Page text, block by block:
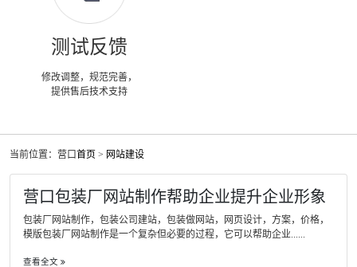
测试反馈
修改调整，规范完善，
提供售后技术支持
当前位置：营口首页 > 网站建设
营口包装厂网站制作帮助企业提升企业形象
包装厂网站制作，包装公司建站，包装做网站，网页设计，方案，价格，
模版包装厂网站制作是一个复杂但必要的过程，它可以帮助企业......
查看全文